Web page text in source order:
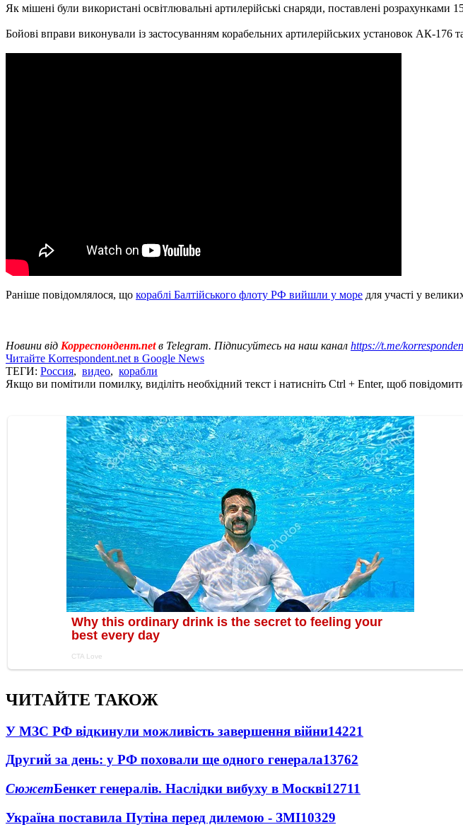
Як мішені були використані освітлювальні артилерійські снаряди, поставлені розрахунками
Бойові вправи виконували із застосуванням корабельних артилерійських установок АК-176
Раніше повідомлялося, що кораблі Балтійського флоту РФ вийшли у море для участі у
Новини від Корреспондент.netв Telegram. Підписуйтесь на наш канал https://t.me/
Читайте Korrespondent.net в Google News
ТЕГИ: Россия, видео, корабли
Якщо ви помітили помилку, виділіть необхідний текст і натисніть Ctrl + Enter, щоб
ЧИТАЙТЕ ТАКОЖ
У МЗС РФ відкинули можливість завершення війни14221
Другий за день: у РФ поховали ще одного генерала13762
СюжетБенкет генералів. Наслідки вибуху в Москві12711
Україна поставила Путіна перед дилемою - ЗМІ10329